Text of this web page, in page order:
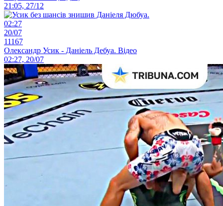
21:05, 27/12
02:27
20/07
11167
Олександр Усик - Даніель Дебуа. Відео
02:27, 20/07